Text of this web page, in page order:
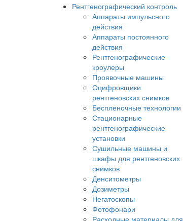
Рентгенографический контроль
Аппараты импульсного
действия
Аппараты постоянного
действия
Рентгенографические
кроулеры
Проявочные машины
Оцифровщики
рентгеновских снимков
Беспленочные технологии
Стационарные
рентгенографические
установки
Сушильные машины и
шкафы для рентгеновских
снимков
Денситометры
Дозиметры
Негатоскопы
Фотофонари
Расходные материалы для